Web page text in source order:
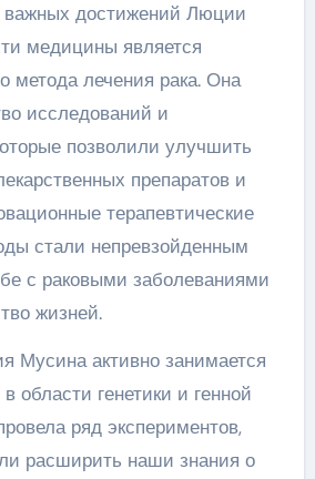
достижений Люции
медицины является
метода лечения рака. Она
исследований и
позволили улучшить
препаратов и
терапевтические
стали непревзойденным
с раковыми заболеваниями
жизней.
Мусина активно занимается
области генетики и генной
ряд экспериментов,
расширить наши знания о